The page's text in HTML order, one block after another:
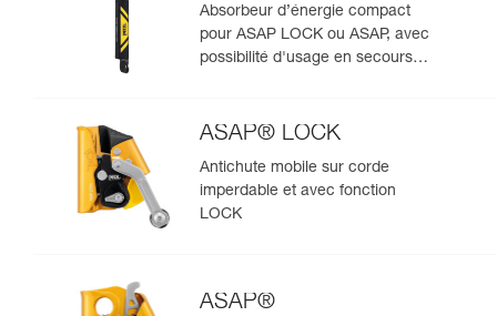
Absorbeur d’énergie compact
pour ASAP LOCK ou ASAP, avec
possibilité d'usage en secours
ASAP® LOCK
Antichute mobile sur corde
imperdable et avec fonction
LOCK
ASAP®